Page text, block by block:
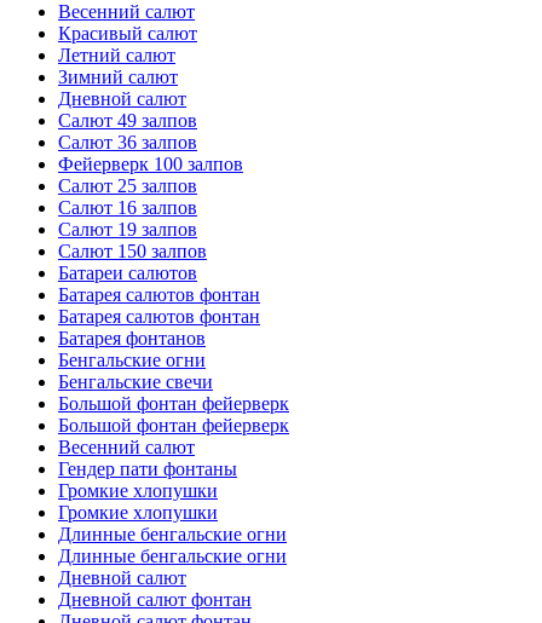
Весенний салют
Красивый салют
Летний салют
Зимний салют
Дневной салют
Салют 49 залпов
Салют 36 залпов
Фейерверк 100 залпов
Салют 25 залпов
Салют 16 залпов
Салют 19 залпов
Салют 150 залпов
Батареи салютов
Батарея салютов фонтан
Батарея салютов фонтан
Батарея фонтанов
Бенгальские огни
Бенгальские свечи
Большой фонтан фейерверк
Большой фонтан фейерверк
Весенний салют
Гендер пати фонтаны
Громкие хлопушки
Громкие хлопушки
Длинные бенгальские огни
Длинные бенгальские огни
Дневной салют
Дневной салют фонтан